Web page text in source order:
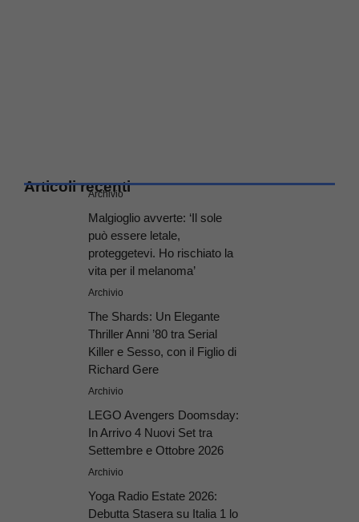
Articoli recenti
Archivio
Malgioglio avverte: ‘Il sole
può essere letale,
proteggetevi. Ho rischiato la
vita per il melanoma’
Archivio
The Shards: Un Elegante
Thriller Anni ’80 tra Serial
Killer e Sesso, con il Figlio di
Richard Gere
Archivio
LEGO Avengers Doomsday:
In Arrivo 4 Nuovi Set tra
Settembre e Ottobre 2026
Archivio
Yoga Radio Estate 2026:
Debutta Stasera su Italia 1 lo